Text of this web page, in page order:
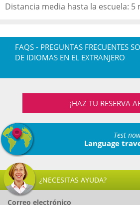
Distancia media hasta la escuela: 5
FAQS - PREGUNTAS FRECUENTES
DE IDIOMAS EN EL EXTRANJERO
¡HAZ TU RESERVA
Test
Language
¿NECESITAS AYUDA?
Correo electrónico